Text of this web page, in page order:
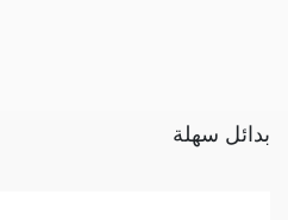
بدائل سهلة